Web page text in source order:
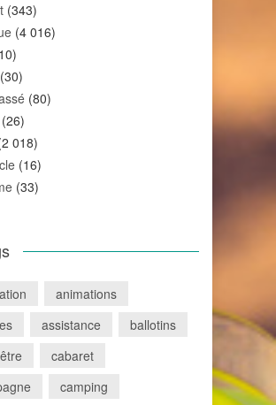
(343)
(4 016)
(30)
(80)
(26)
018)
(16)
(33)
animations
assistance
ballotins
cabaret
camping